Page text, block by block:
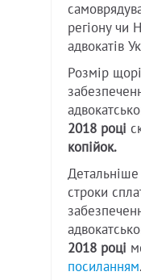
регіону чи
адвокатів
Розмір
2018 році
копійок.
строки
2018 році
посиланням.